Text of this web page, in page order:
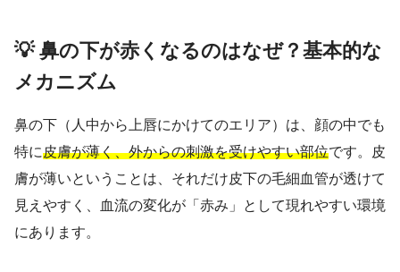
💡 鼻の下が赤くなるのはなぜ？基本的な
メカニズム
鼻の下（人中から上唇にかけてのエリア）は、顔の中でも
特に皮膚が薄く、外からの刺激を受けやすい部位です。皮
膚が薄いということは、それだけ皮下の毛細血管が透けて
見えやすく、血流の変化が「赤み」として現れやすい環境
にあります。